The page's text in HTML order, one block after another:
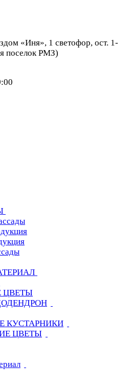
«Иня», 1 светофор, ост. 1-
поселок РМЗ)
ЦВЕТЫ
КУСТАРНИКИ
ЦВЕТЫ